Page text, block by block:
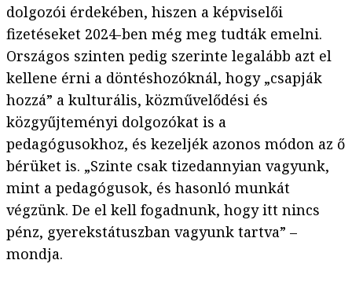
dolgozói érdekében, hiszen a képviselői
fizetéseket 2024-ben még meg tudták emelni.
Országos szinten pedig szerinte legalább azt el
kellene érni a döntéshozóknál, hogy „csapják
hozzá” a kulturális, közművelődési és
közgyűjteményi dolgozókat is a
pedagógusokhoz, és kezeljék azonos módon az ő
bérüket is. „Szinte csak tizedannyian vagyunk,
mint a pedagógusok, és hasonló munkát
végzünk. De el kell fogadnunk, hogy itt nincs
pénz, gyerekstátuszban vagyunk tartva” –
mondja.